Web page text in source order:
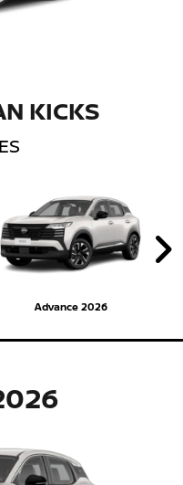
KICKS
Advance 2026